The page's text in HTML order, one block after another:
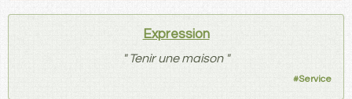
Expression
" Tenir une maison "
#Service